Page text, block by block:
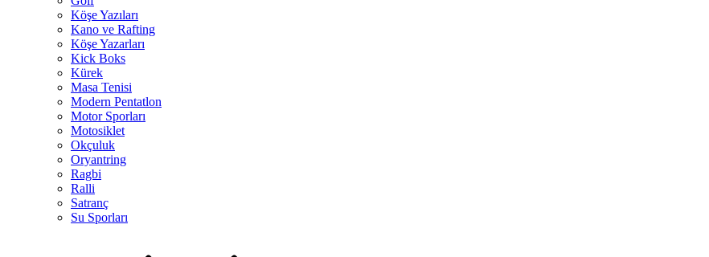
Köşe Yazıları
Kano ve Rafting
Köşe Yazarları
Kick Boks
Kürek
Masa Tenisi
Modern Pentatlon
Motor Sporları
Motosiklet
Okçuluk
Oryantring
Ragbi
Ralli
Satranç
Su Sporları